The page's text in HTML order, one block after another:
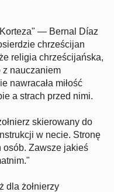
— Bernal Díaz
chrześcijan
religia chrześcijańska,
z nauczaniem
nawracała miłość
a strach przed nimi.
skierowany do
w necie. Stronę
osób. Zawsze jakieś
dla żołnierzy